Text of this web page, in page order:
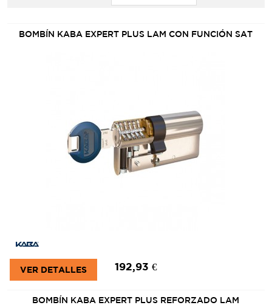
BOMBÍN KABA EXPERT PLUS LAM CON FUNCIÓN SAT
192,93 €
VER DETALLES
BOMBÍN KABA EXPERT PLUS REFORZADO LAM